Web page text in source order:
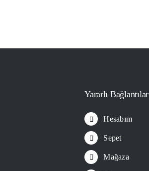
Yararlı Bağlantılar
Hesabım
Sepet
Mağaza